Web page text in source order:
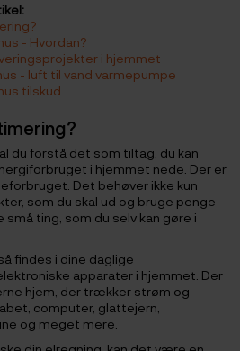
- Hvordan?
i hjemmet
- luft til vand varmepumpe
tilskud
du forstå det som tiltag, du kan
i hjemmet nede. Der er
Det behøver ikke kun
som du skal ud og bruge penge
ting, som du selv kan gøre i
findes i dine daglige
apparater i hjemmet. Der
hjem, der trækker strøm og
computer, glattejern,
og meget mere.